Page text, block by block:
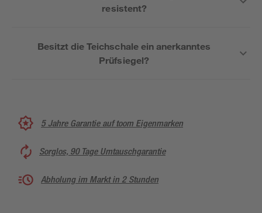
resistent?
Besitzt die Teichschale ein anerkanntes
Prüfsiegel?
5 Jahre Garantie auf toom Eigenmarken
Sorglos, 90 Tage Umtauschgarantie
Abholung im Markt in 2 Stunden